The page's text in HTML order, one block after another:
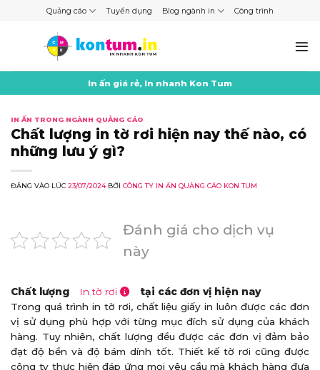
Quảng cáo Tuyển dụng Blog ngành in Công trình
In ấn giá rẻ, In nhanh Kon Tum
IN ẤN TRONG NGÀNH QUẢNG CÁO
Chất lượng in tờ rơi hiện nay thế nào, có
những lưu ý gì?
ĐĂNG VÀO LÚC 23/07/2024BỞI CÔNG TY IN ẤN QUẢNG CÁO KON TUM
Đánh giá cho dịch vụ
này
Chất lượng In tờ rơi
tại các đơn vị hiện nay
Trong quá trình in tờ rơi, chất liệu giấy in luôn được các đơn
vị sử dụng phù hợp với từng mục đích sử dụng của khách
hàng. Tuy nhiên, chất lượng đều được các đơn vị đảm bảo
đạt độ bền và độ bám dính tốt. Thiết kế tờ rơi cũng được
công ty thực hiện đáp ứng mọi yêu cầu mà khách hàng đưa